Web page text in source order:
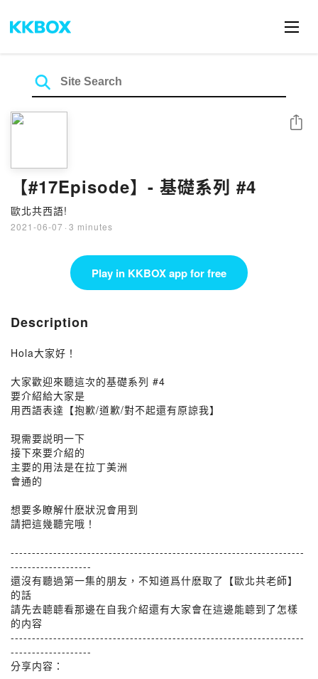
【#17Episode】- 基礎系列 #4
歐北共西語!
2021-06-07 · 3 minutes
Share
Play in KKBOX app for free
Description
Hola大家好！
大家歡迎來聽這次的基礎系列 #4
要介紹給大家是
用西語表達【抱歉/道歉/對不起還有原諒我】
現需要説明一下
接下來要介紹的
主要的用法是在拉丁美洲
會通的
想要多瞭解什麽狀況會用到
請把這幾聽完哦！
---------------------------------------------------------------------
-------------------
還沒有聽過第一集的朋友，不知道爲什麽取了【歐北共老師】
的話
請先去聼聼看那邊在自我介紹還有大家會在這邊能聼到了怎樣
的内容
---------------------------------------------------------------------
-------------------
分享内容：